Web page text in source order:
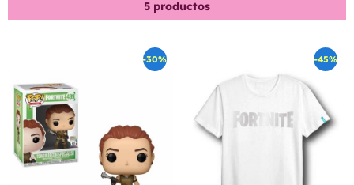
5 productos
-30% -45%